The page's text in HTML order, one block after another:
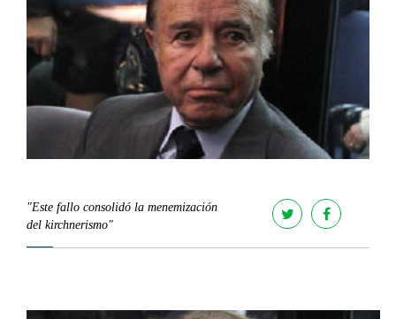
"Este fallo consolidó la menemización
del kirchnerismo"